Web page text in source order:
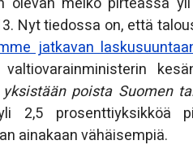
Nyt tiedossa on, että
jatkavan
poista Suomen
2,5 prosenttiyksikköä
ainakaan vähäisempiä.